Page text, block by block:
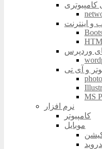
کامپیوتری
و اینترنت
وردپرس
و آی تی
MS
نرم افزار
کامپیوتر
موبایل